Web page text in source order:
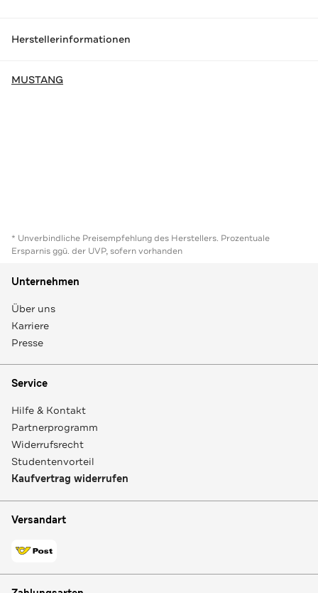
Herstellerinformationen
MUSTANG
* Unverbindliche Preisempfehlung des Herstellers. Prozentuale
Ersparnis ggü. der UVP, sofern vorhanden
Unternehmen
Über uns
Karriere
Presse
Service
Hilfe & Kontakt
Partnerprogramm
Widerrufsrecht
Studentenvorteil
Kaufvertrag widerrufen
Versandart